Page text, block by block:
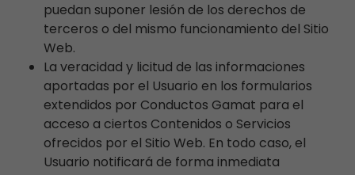
puedan suponer lesión de los derechos de
terceros o del mismo funcionamiento del Sitio
Web.
La veracidad y licitud de las informaciones
aportadas por el Usuario en los formularios
extendidos por Conductos Gamat para el
acceso a ciertos Contenidos o Servicios
ofrecidos por el Sitio Web. En todo caso, el
Usuario notificará de forma inmediata